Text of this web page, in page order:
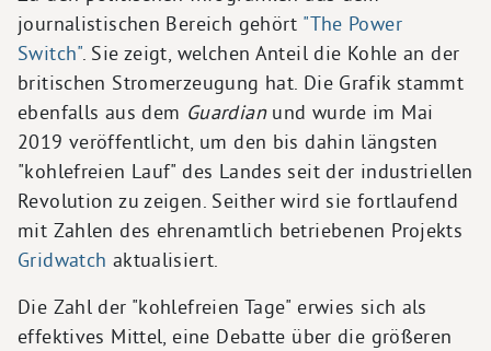
journalistischen Bereich gehört "The Power
Switch". Sie zeigt, welchen Anteil die Kohle an der
britischen Stromerzeugung hat. Die Grafik stammt
ebenfalls aus dem Guardianund wurde im Mai
2019 veröffentlicht, um den bis dahin längsten
"kohlefreien Lauf" des Landes seit der industriellen
Revolution zu zeigen. Seither wird sie fortlaufend
mit Zahlen des ehrenamtlich betriebenen Projekts
Gridwatch aktualisiert.
Die Zahl der "kohlefreien Tage" erwies sich als
effektives Mittel, eine Debatte über die größeren